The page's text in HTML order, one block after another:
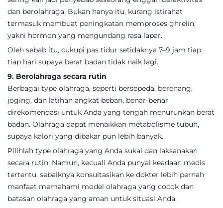
dan berolahraga. Bukan hanya itu, kurang istirahat
termasuk membuat peningkatan memproses ghrelin,
yakni hormon yang mengundang rasa lapar.
Oleh sebab itu, cukupi pas tidur setidaknya 7–9 jam tiap
tiap hari supaya berat badan tidak naik lagi.
9. Berolahraga secara rutin
Berbagai type olahraga, seperti bersepeda, berenang,
joging, dan latihan angkat beban, benar-benar
direkomendasi untuk Anda yang tengah menurunkan berat
badan. Olahraga dapat menaikkan metabolisme tubuh,
supaya kalori yang dibakar pun lebih banyak.
Pilihlah type olahraga yang Anda sukai dan laksanakan
secara rutin. Namun, kecuali Anda punyai keadaan medis
tertentu, sebaiknya konsultasikan ke dokter lebih pernah
manfaat memahami model olahraga yang cocok dan
batasan olahraga yang aman untuk situasi Anda.